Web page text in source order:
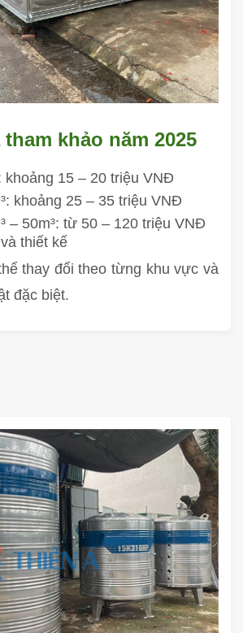
khảo năm 2025
khoảng 15 – 20 triệu VNĐ
khoảng 25 – 35 triệu VNĐ
– 50m³: từ 50 – 120 triệu VNĐ
thiết kế
thay đổi theo từng khu vực và
đặc biệt.